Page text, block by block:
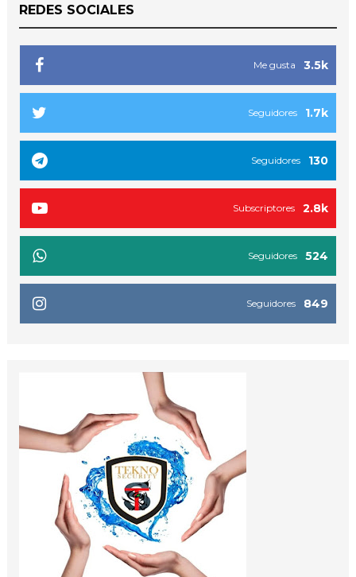
REDES SOCIALES
3.5k
Me gusta
1.7k
Seguidores
130
Seguidores
2.8k
Subscriptores
524
Seguidores
849
Seguidores